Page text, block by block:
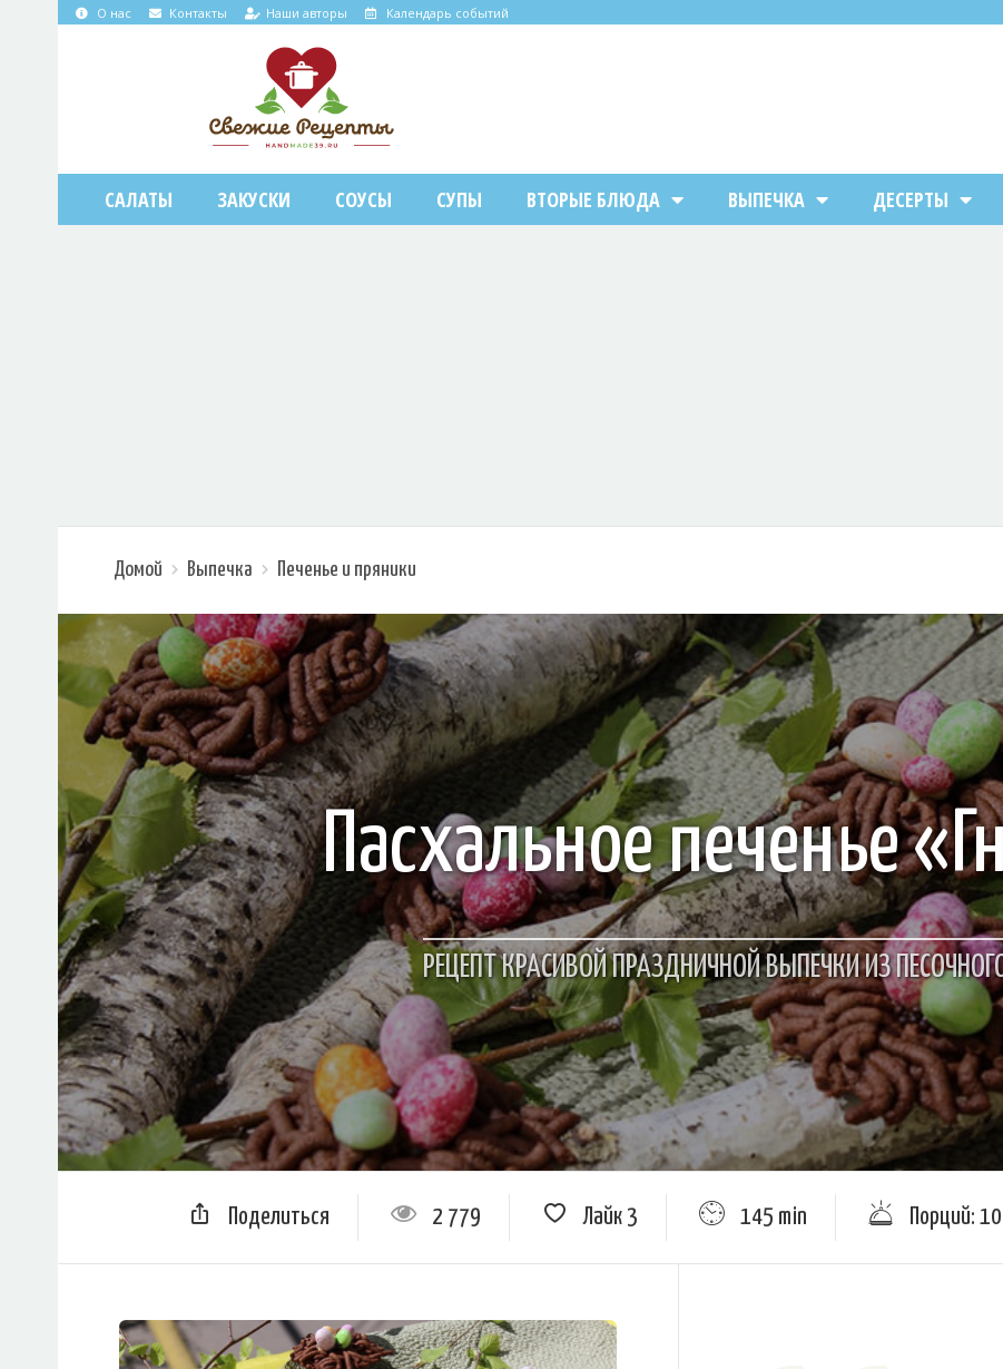
О нас Контакты Наши авторы Календарь событий
САЛАТЫ ЗАКУСКИ СОУСЫ СУПЫ ВТОРЫЕ БЛЮДА ВЫПЕЧКА ДЕСЕРТЫ
Домой Выпечка Печенье и пряники
Пасхальное печенье
РЕЦЕПТ КРАСИВОЙ ПРАЗДНИЧНОЙ ВЫПЕЧКИ ИЗ
Поделиться 2 779 Лайк 3 145 min Порций: 10